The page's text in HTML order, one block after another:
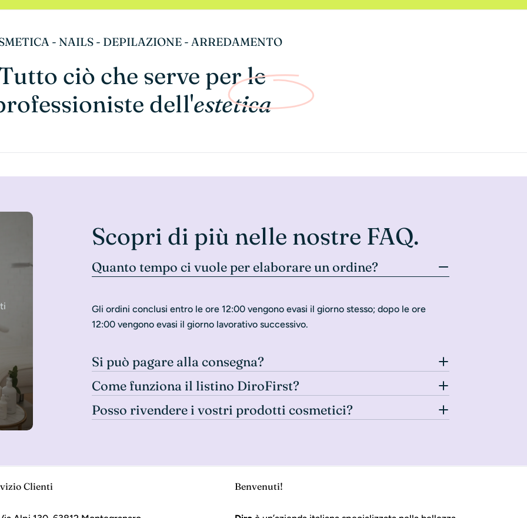
- NAILS - DEPILAZIONE - ARREDAMENTO
ciò che serve per le
dell'estetica
Scopri di più nelle nostre FAQ.
Quanto tempo ci vuole per elaborare un ordine?
Gli ordini conclusi entro le ore 12:00 vengono evasi il giorno stesso; dopo le ore
12:00 vengono evasi il giorno lavorativo successivo.
Si può pagare alla consegna?
Come funziona il listino DiroFirst?
Posso rivendere i vostri prodotti cosmetici?
Clienti Benvenuti!